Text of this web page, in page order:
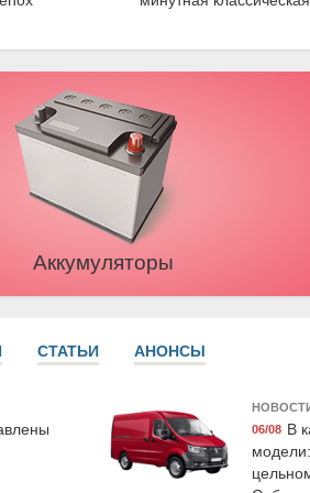
Exist
1кг., Exist
Аккумуляторы
СТАТЬИ АНОНСЫ
06/08 В